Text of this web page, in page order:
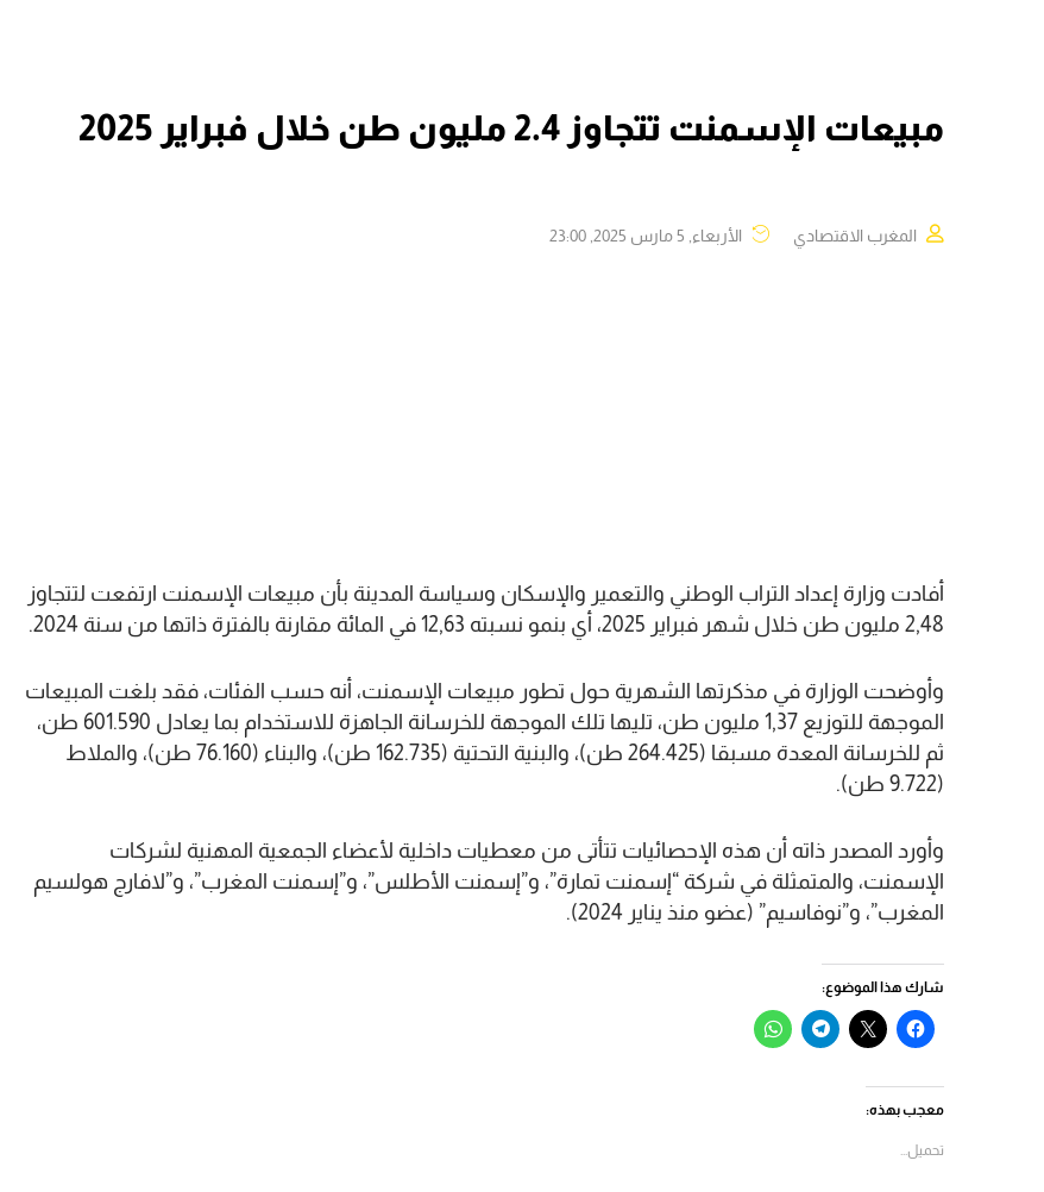
مبيعات الإسمنت تتجاوز 2.4 مليون طن خلال فبراير 2025
المغرب الاقتصادي الأربعاء, 5 مارس 2025, 23:00
أفادت وزارة إعداد التراب الوطني والتعمير والإسكان وسياسة المدينة بأن مبيعات الإسمنت ارتفعت لتتجاوز
2,48 مليون طن خلال شهر فبراير 2025، أي بنمو نسبته 12,63 في المائة مقارنة بالفترة ذاتها من سنة 2024.
وأوضحت الوزارة في مذكرتها الشهرية حول تطور مبيعات الإسمنت، أنه حسب الفئات، فقد بلغت المبيعات
الموجهة للتوزيع 1,37 مليون طن، تليها تلك الموجهة للخرسانة الجاهزة للاستخدام بما يعادل 601.590 طن،
ثم للخرسانة المعدة مسبقا (264.425 طن)، والبنية التحتية (162.735 طن)، والبناء (76.160 طن)، والملاط
(9.722 طن).
وأورد المصدر ذاته أن هذه الإحصائيات تتأتى من معطيات داخلية لأعضاء الجمعية المهنية لشركات
الإسمنت، والمتمثلة في شركة “إسمنت تمارة”، و”إسمنت الأطلس”، و”إسمنت المغرب”، و”لافارج هولسيم
المغرب”، و”نوفاسيم” (عضو منذ يناير 2024).
شارك هذا الموضوع:
انقر
للمشاركة
(فتح
في
نافذة
النقر
للمشاركة
انقر
للمشاركة
انقر
للمشاركة
معجب بهذه:
تحميل...